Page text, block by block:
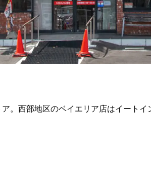
。西部地区のベイエリア店はイート